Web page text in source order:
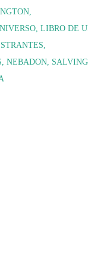
LIBRO DE
NEBADON